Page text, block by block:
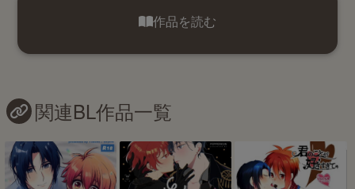
作品を読む
関連BL作品一覧